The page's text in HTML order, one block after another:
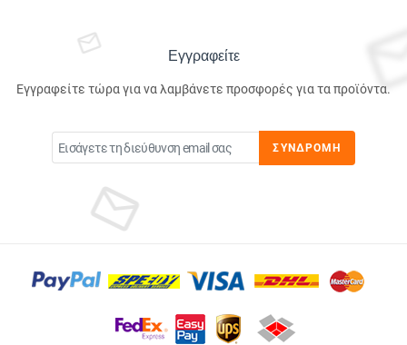
Εγγραφείτε
Εγγραφείτε τώρα για να λαμβάνετε προσφορές για τα προϊόντα.
ΣΥΝΔΡΟΜΉ